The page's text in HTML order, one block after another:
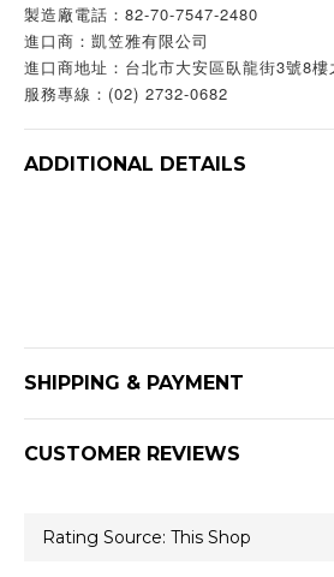
製造廠電話：82-70-7547-2480
進口商：凱笠雅有限公司
進口商地址：台北市大安區臥龍街3號8樓
服務專線：(02) 2732-0682
ADDITIONAL DETAILS
SHIPPING & PAYMENT
CUSTOMER REVIEWS